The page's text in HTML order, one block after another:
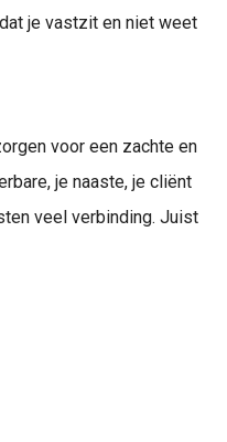
je vastzit en niet weet
voor een zachte en
je naaste, je cliënt
veel verbinding. Juist